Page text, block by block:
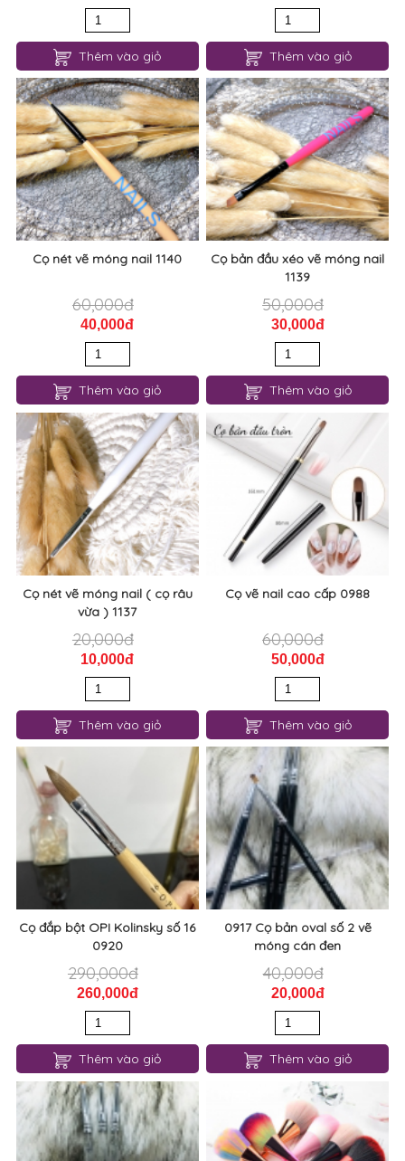
Thêm vào giỏ Thêm vào giỏ
Cọ nét vẽ móng nail 1140
60,000đ
40,000đ
Thêm vào giỏ
Cọ bản đầu xéo vẽ móng nail
1139
50,000đ
30,000đ
Thêm vào giỏ
Cọ nét vẽ móng nail ( cọ râu
vừa ) 1137
20,000đ
10,000đ
Thêm vào giỏ
Cọ vẽ nail cao cấp 0988
60,000đ
50,000đ
Thêm vào giỏ
Cọ đắp bột OPI Kolinsky số 16
0920
290,000đ
260,000đ
Thêm vào giỏ
0917 Cọ bản oval số 2 vẽ
móng cán đen
40,000đ
20,000đ
Thêm vào giỏ